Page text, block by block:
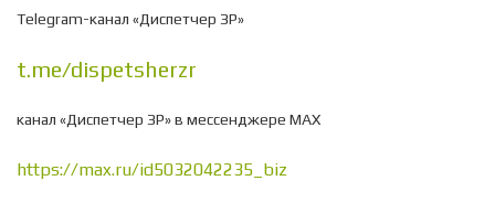
Telegram-канал «Диспетчер ЗР»
t.me/dispetsherzr
канал «Диспетчер ЗР» в мессенджере МАХ
https://max.ru/id5032042235_biz